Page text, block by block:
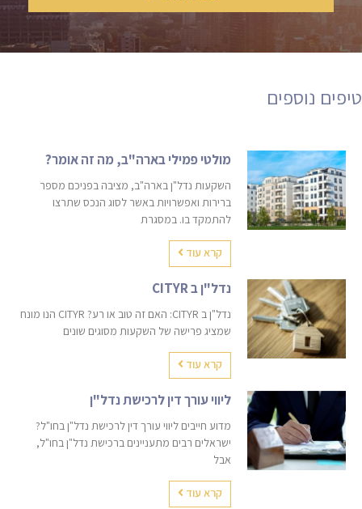
טיפים נוספים​
מולטי פמילי בארה"ב, מה זה אומר?
השקעות נדל"ן בארה"ב, מציבה בפניכם מספר
ברירות ואפשרויות באשר לסוג הנכס שתרצו
להתמקד בו. במסגרת
קרא עוד
נדל"ן ב CITYR
נדל"ן ב CITYR: האם זה טוב או רע? CITYR הנו מונח
שמציג פרישה של השקעות מסוגים שונים
קרא עוד
ליווי עורך דין לרכישת נדל"ן
מדוע חייבים ליווי עורך דין לרכישת נדל"ן בחו"ל?
ישראלים רבים מתעניינים ברכישת נדל"ן בחו"ל,
אבל
קרא עוד